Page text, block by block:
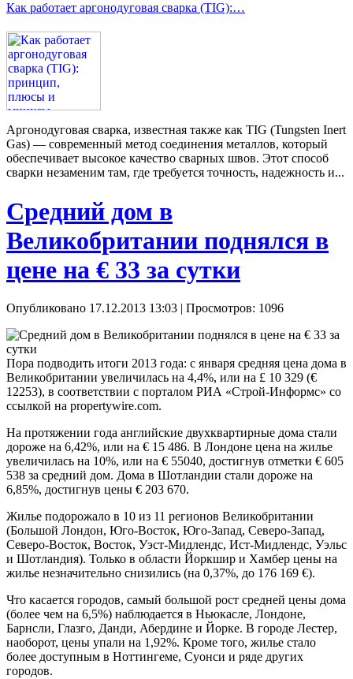
Как работает аргонодуговая сварка (TIG):…
Аргонодуговая сварка, известная также как TIG (Tungsten Inert
Gas) — современный метод соединения металлов, который
обеспечивает высокое качество сварных швов. Этот способ
сварки незаменим там, где требуется точность, надежность и...
Средний дом в
Великобритании поднялся в
цене на € 33 за сутки
Опубликовано 17.12.2013 13:03 | Просмотров: 1096
Пора подводить итоги 2013 года: с января средняя цена дома в
Великобритании увеличилась на 4,4%, или на £ 10 329 (€
12253), в соответствии с порталом РИА «Строй-Информс» со
ссылкой на propertywire.com.
На протяжении года английские двухквартирные дома стали
дороже на 6,42%, или на € 15 486. В Лондоне цена на жилье
увеличилась на 10%, или на € 55040, достигнув отметки € 605
538 за средний дом. Дома в Шотландии стали дороже на
6,85%, достигнув цены € 203 670.
Жилье подорожало в 10 из 11 регионов Великобритании
(Большой Лондон, Юго-Восток, Юго-Запад, Северо-Запад,
Северо-Восток, Восток, Уэст-Мидлендс, Ист-Мидлендс, Уэльс
и Шотландия). Только в области Йоркшир и Хамбер цены на
жилье незначительно снизились (на 0,37%, до 176 169 €).
Что касается городов, самый большой рост средней цены дома
(более чем на 6,5%) наблюдается в Ньюкасле, Лондоне,
Барнсли, Глазго, Данди, Абердине и Йорке. В городе Лестер,
наоборот, цены упали на 1,92%. Кроме того, жилье стало
более доступным в Ноттингеме, Суонси и ряде других
городов.